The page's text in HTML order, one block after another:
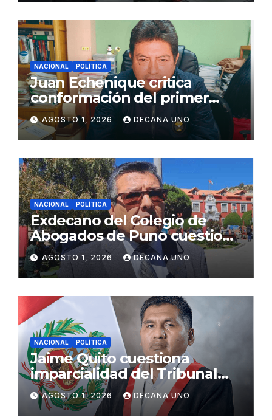
NACIONAL POLÍTICA
Juan Echenique critica
conformación del primer
gabinete ministerial de Keiko
Fujimori
AGOSTO 1, 2026 DECANA UNO
NACIONAL POLÍTICA
Exdecano del Colegio de
Abogados de Puno cuestiona
propuestas sobre seguridad
ciudadana
AGOSTO 1, 2026 DECANA UNO
NACIONAL POLÍTICA
Jaime Quito cuestiona
imparcialidad del Tribunal
Constitucional tras liberación
de Ollanta Humala
AGOSTO 1, 2026 DECANA UNO